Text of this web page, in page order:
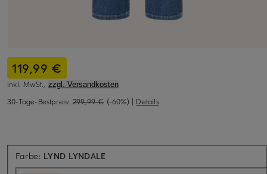
119,99 €
inkl. MwSt., zzgl. Versandkosten
30-Tage-Bestpreis: 299,99 € (-60%) | Details
Farbe: LYND LYNDALE